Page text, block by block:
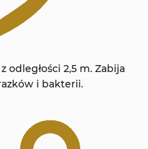
odległości 2,5 m. Zabija
i bakterii.